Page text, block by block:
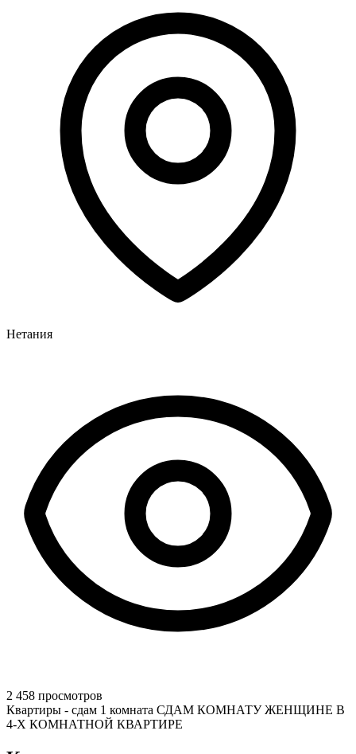
Нетания
2 458 просмотров
Квартиры - сдам 1 комната СДАМ КОМНАТУ ЖЕНЩИНЕ В
4-Х КОМНАТНОЙ КВАРТИРЕ